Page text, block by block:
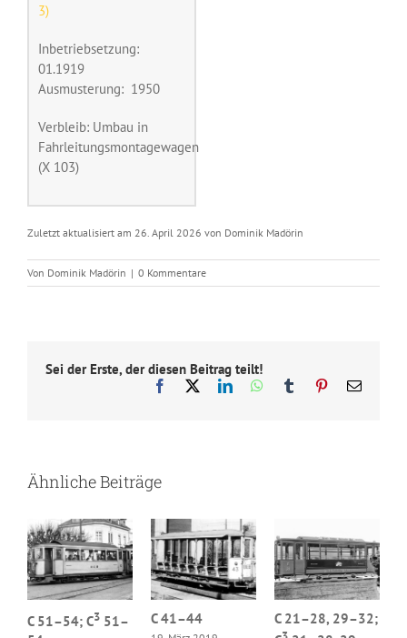
3)
Inbetriebsetzung:
01.1919
Ausmusterung: 1950
Verbleib: Umbau in
Fahrleitungsmontagewagen
(X 103)
Zuletzt aktualisiert am 26. April 2026 von Dominik Madörin
Von Dominik Madörin | 0 Kommentare
Sei der Erste, der diesen Beitrag teilt!
Facebook LinkedInWhatsApp
Tumblr Pinterest
E-
Ähnliche Beiträge
C 51–54; C3 51–
C 41–44
C 21–28, 29–32;